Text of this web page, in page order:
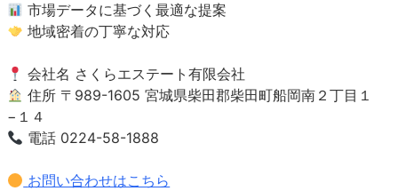
市場データに基づく最適な提案
地域密着の丁寧な対応
会社名 さくらエステート有限会社
住所 〒989-1605 宮城県柴田郡柴田町船岡南２丁目１
−１４
電話 0224-58-1888
お問い合わせはこちら